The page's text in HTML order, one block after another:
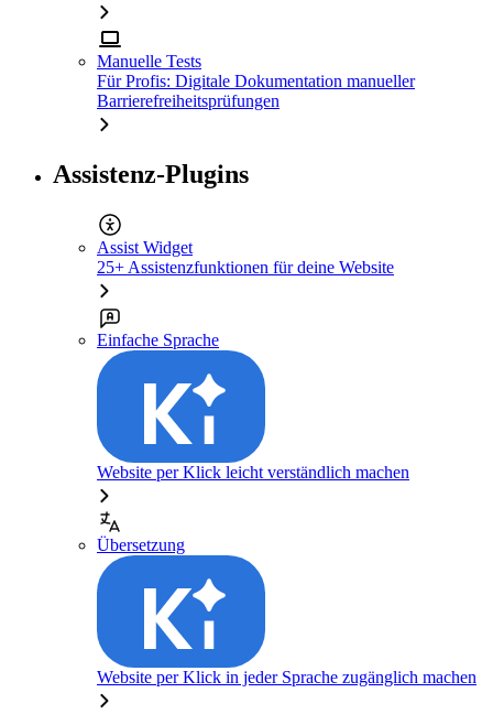
Manuelle Tests
Für Profis: Digitale Dokumentation manueller
Barrierefreiheitsprüfungen
Assistenz-Plugins
Assist Widget
25+ Assistenzfunktionen für deine Website
Einfache Sprache
Website per Klick leicht verständlich machen
Übersetzung
Website per Klick in jeder Sprache zugänglich machen